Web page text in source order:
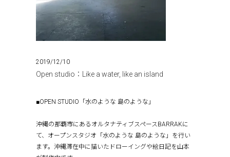
2019/12/10
Open studio：Like a water, like an island
■OPEN STUDIO「水のような 島のような」
沖縄の那覇市にあるオルタナティブスペースBARRAKに
て、オープンスタジオ「水のような 島のような」を行い
ます。沖縄滞在中に描いたドローイングや絵日記を山本